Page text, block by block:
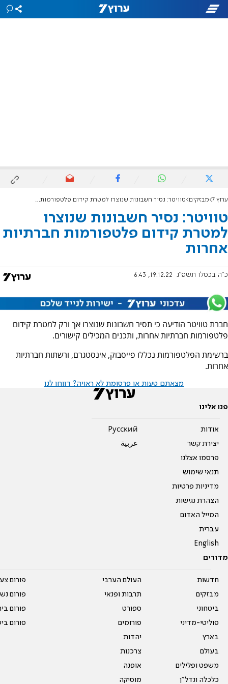
ערוץ 7 מבזקים טוויטר: נסיר חשבונות שנוצרו למטרת קידום פלטפורמות חברתיות אחרות
טוויטר: נסיר חשבונות שנוצרו
למטרת קידום פלטפורמות חברתיות
אחרות
כ"ה בכסלו תשפ"ג 19.12.22, 6:43
חברת טוויטר הודיעה כי תסיר חשבונות שנוצרו אך ורק למטרת קידום
פלטפורמות חברתיות אחרות, ותכנים המכילים קישורים.
ברשימת הפלטפורמות נכללו פייסבוק, אינסטגרם, ורשתות חברתיות
אחרות.
מצאתם טעות או פרסומת לא ראויה? דווחו לנו
פנו אלינו
אודות
יצירת קשר
פרסמו אצלנו
תנאי שימוש
מדיניות פרטיות
הצהרת נגישות
המייל האדום
עברית
English
Pусский
عربية
מדורים
חדשות
מבזקים
ביטחוני
פוליטי-מדיני
בארץ
בעולם
משפט ופלילים
כלכלה ונדל"ן
העולם הערבי
תרבות ופנאי
ספורט
פורומים
יהדות
צרכנות
אופנה
מוסיקה
פורום
פורום
פורום
פורום